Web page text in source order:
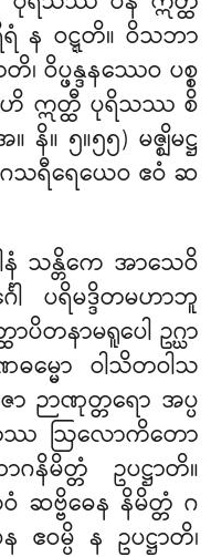
န ဝဋ္ဋတိ။ ဝိသဘာ
ဝိပ္ဖန္ဒနဿေဝ ပစ္စ
ဟိ ဣတ္ထီ ပုရိသဿ စိ
။ ၅။၅၅) မဇ္ဈိမဋ္ဌ
သရီရေယေဝ ဧဝံ ဆ
နံ သန္တိကေ အာသေဝိ
ါ ပရိမဒ္ဒိတမဟာဘူ
ပိတနာမရူပေါ ဥဂ္ဃာ
မော ဝါသိတဝါသ
ဉာဏုတ္တရော အပ္ပ
ဿ ဩလောကိတော
နိမိတ္တံ ဥပဋ္ဌာတိ။
ဆဗ္ဗိဓေန နိမိတ္တံ ဂ
မ္ပိ န ဥပဋ္ဌာတိ၊